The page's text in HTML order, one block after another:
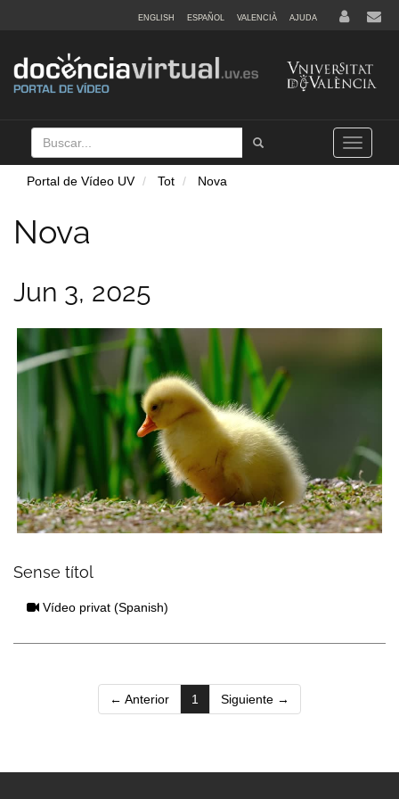
ENGLISH ESPAÑOL VALENCIÀ AJUDA
Buscar
Tramet
Toggle
navigation
Portal de Vídeo UV Tot Nova
Nova
Jun 3, 2025
Sense títol
Vídeo privat (Spanish)
← Anterior 1 (current)
Siguiente →